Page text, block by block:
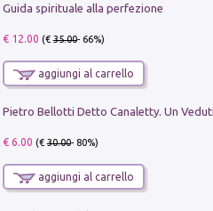
Guida spirituale alla perfezione
€ 12.00 (€35.00- 66%)
aggiungi al carrello
€ 6.00 (€30.00- 80%)
aggiungi al carrello